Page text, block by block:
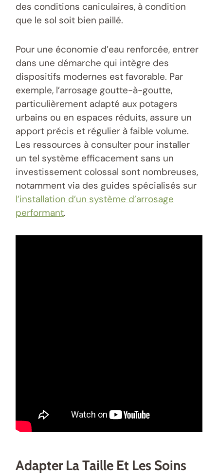
des conditions caniculaires, à condition
que le sol soit bien paillé.
Pour une économie d’eau renforcée, entrer
dans une démarche qui intègre des
dispositifs modernes est favorable. Par
exemple, l’arrosage goutte-à-goutte,
particulièrement adapté aux potagers
urbains ou en espaces réduits, assure un
apport précis et régulier à faible volume.
Les ressources à consulter pour installer
un tel système efficacement sans un
investissement colossal sont nombreuses,
notamment via des guides spécialisés sur
l’installation d’un système d’arrosage
performant.
Adapter La Taille Et Les Soins